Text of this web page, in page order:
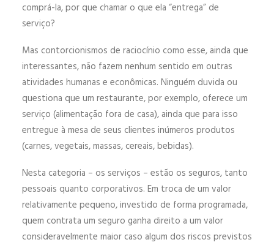
comprá-la, por que chamar o que ela “entrega” de
serviço?
Mas contorcionismos de raciocínio como esse, ainda que
interessantes, não fazem nenhum sentido em outras
atividades humanas e econômicas. Ninguém duvida ou
questiona que um restaurante, por exemplo, oferece um
serviço (alimentação fora de casa), ainda que para isso
entregue à mesa de seus clientes inúmeros produtos
(carnes, vegetais, massas, cereais, bebidas).
Nesta categoria – os serviços – estão os seguros, tanto
pessoais quanto corporativos. Em troca de um valor
relativamente pequeno, investido de forma programada,
quem contrata um seguro ganha direito a um valor
consideravelmente maior caso algum dos riscos previstos